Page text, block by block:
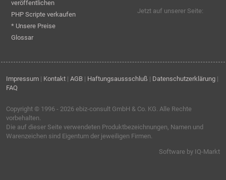
veröffentlichen
PHP Scripte verkaufen
* Unsere Preise
Glossar
Jetzt auf unserer Seite:
Impressum | Kontakt | AGB | Haftungsaussschluß | Datenschutzerklärung |
FAQ
Copyright © 1996 - 2026 ebiz-consult GmbH & Co. KG. Alle Rechte
vorbehalten.
Die auf dieser Seite verwendeten Produktbezeichnungen, Namen und
Warenzeichen sind Eigentum der jeweiligen Firmen.
Software by IQ-Markt